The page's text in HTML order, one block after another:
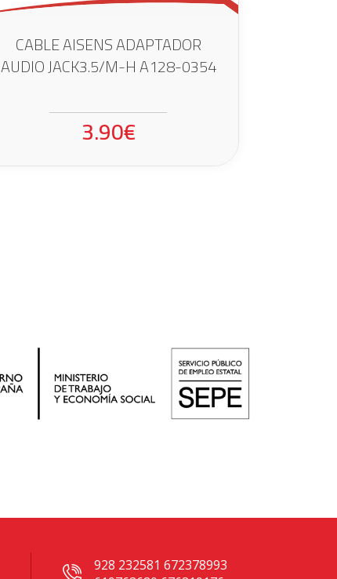
CABLE AISENS ADAPTADOR
AUDIO JACK3.5/M-H A128-0354
3.90€
928 232581 672378993